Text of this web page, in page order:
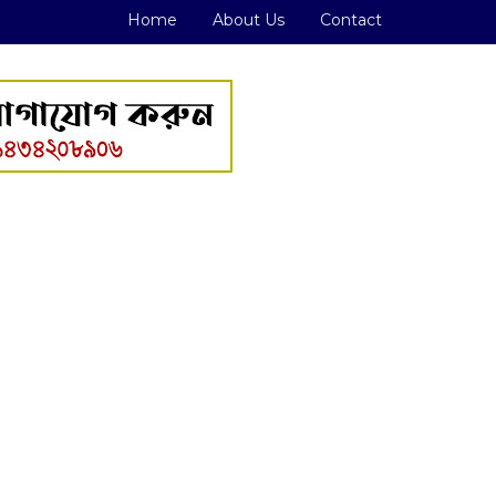
Home About Us Contact